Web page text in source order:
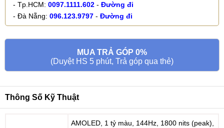
- Tp.HCM: 0097.1111.602 - Đường đi
- Đà Nẵng: 096.123.9797 - Đường đi
MUA TRẢ GÓP 0%
(Duyệt HS 5 phút, Trả góp qua thẻ)
Thông Số Kỹ Thuật
AMOLED, 1 tỷ màu, 144Hz, 1800 nits (peak),